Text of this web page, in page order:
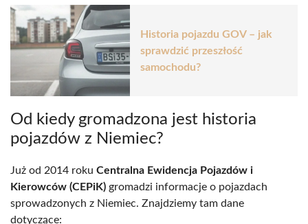
Historia pojazdu GOV – jak
sprawdzić przeszłość
samochodu?
Od kiedy gromadzona jest historia
pojazdów z Niemiec?
Już od 2014 roku Centralna Ewidencja Pojazdów i
Kierowców (CEPiK) gromadzi informacje o pojazdach
sprowadzonych z Niemiec. Znajdziemy tam dane
dotyczące: